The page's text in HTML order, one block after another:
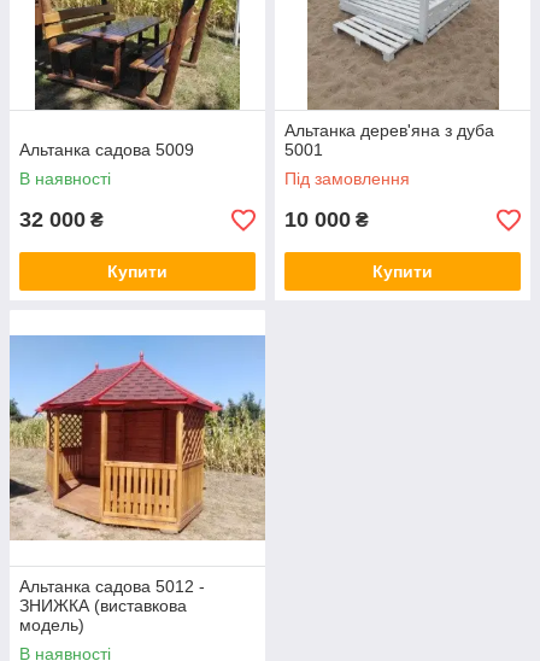
Альтанка садова 5009
В наявності
32 000 ₴
Купити
Альтанка дерев'яна з дуба
5001
Під замовлення
10 000 ₴
Купити
Альтанка садова 5012 -
ЗНИЖКА (виставкова
модель)
В наявності